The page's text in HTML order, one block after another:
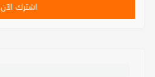
اشترك الآن